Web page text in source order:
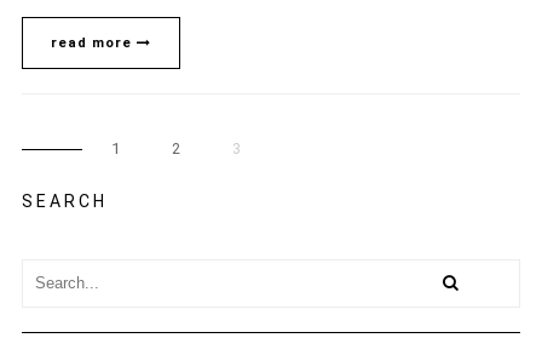
read more
1 2 3
SEARCH